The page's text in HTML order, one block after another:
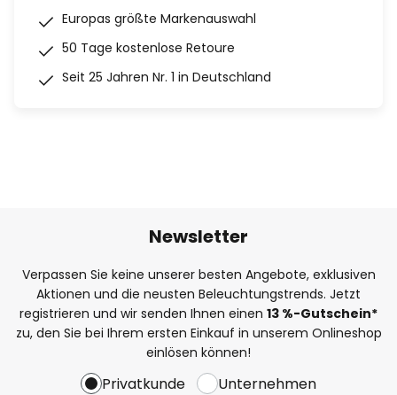
Europas größte Markenauswahl
50 Tage kostenlose Retoure
Seit 25 Jahren Nr. 1 in Deutschland
Newsletter
Verpassen Sie keine unserer besten Angebote, exklusiven
Aktionen und die neusten Beleuchtungstrends. Jetzt
registrieren und wir senden Ihnen einen 13 %-Gutschein*
zu, den Sie bei Ihrem ersten Einkauf in unserem Onlineshop
einlösen können!
Privatkunde Unternehmen